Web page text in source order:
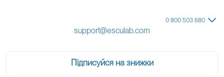
0 800 503 680
support@esculab.com
Підписуйся на знижки